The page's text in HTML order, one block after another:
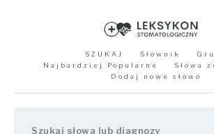
SZUKAJ Słownik
Najbardziej Popularne
Słowa
Dodaj nowe słowo